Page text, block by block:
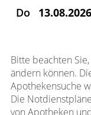
Do
13.08.2026
Bitte beachten
ändern können.
Apothekensuche
Die
von Apotheken